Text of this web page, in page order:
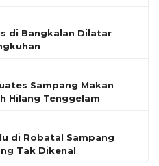
di Bangkalan Dilatar
Sampang Makan
Hilang Tenggelam
di Robatal Sampang
Tak Dikenal